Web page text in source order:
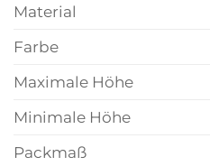
Material
Farbe
Maximale Höhe
Minimale Höhe
Packmaß